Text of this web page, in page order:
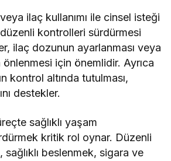
ilaç kullanımı ile cinsel isteği
düzenli kontrolleri sürdürmesi
ilaç dozunun ayarlanması veya
önlenmesi için önemlidir. Ayrıca
kontrol altında tutulması,
destekler.
sağlıklı yaşam
kritik rol oynar. Düzenli
beslenmek, sigara ve